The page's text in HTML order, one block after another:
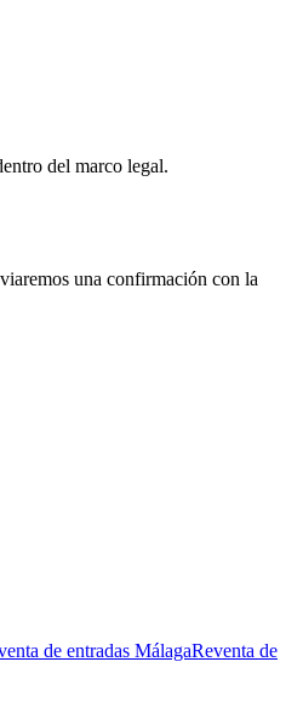
del marco legal.
una confirmación con la
de entradas MálagaReventa de